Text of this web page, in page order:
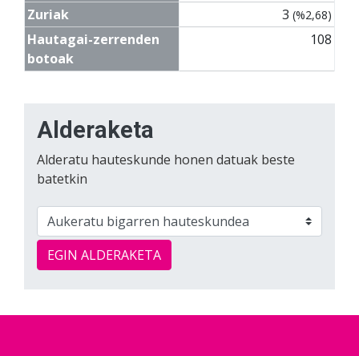
Zuriak 3 (%2,68)
Hautagai-zerrenden
botoak
108
Alderaketa
Alderatu hauteskunde honen datuak beste
batetkin
EGIN ALDERAKETA